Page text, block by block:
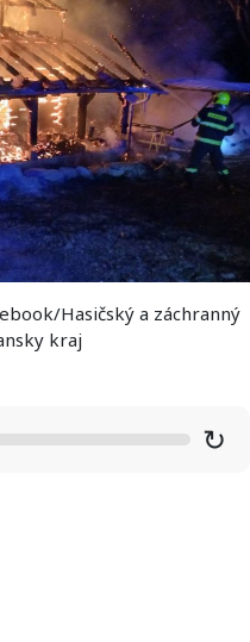
Hasičský a záchranný
kraj
↻